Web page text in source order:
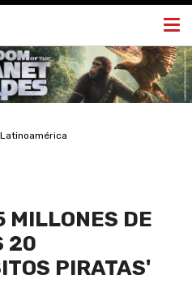
Latinoamérica
MILLONES DE
20
PIRATAS'